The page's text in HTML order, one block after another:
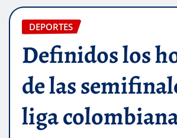
DEPORTES
Definidos los
de las
liga